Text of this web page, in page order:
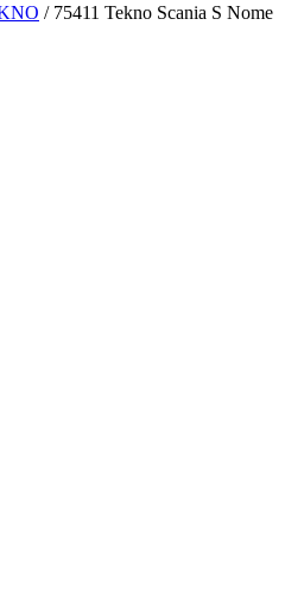
/ 75411 Tekno Scania S Nome